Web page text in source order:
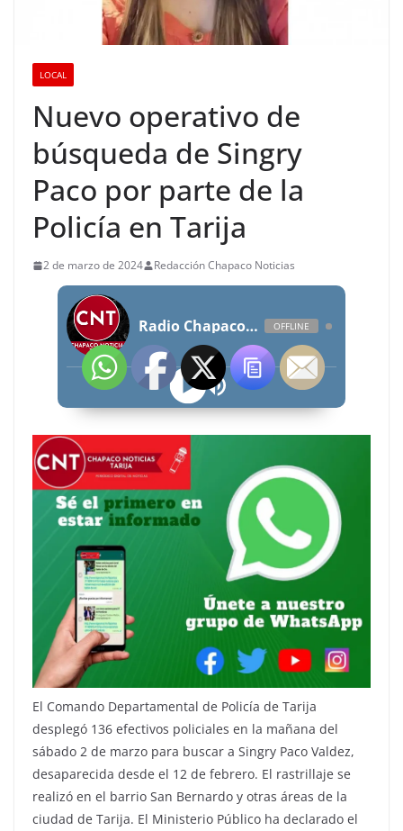
LOCAL
Nuevo operativo de
búsqueda de Singry
Paco por parte de la
Policía en Tarija
2 de marzo de 2024 Redacción Chapaco Noticias
Radio Chapaco Noticias Las 24 horas en vivo OFFLINE
El Comando Departamental de Policía de Tarija
desplegó 136 efectivos policiales en la mañana del
sábado 2 de marzo para buscar a Singry Paco Valdez,
desaparecida desde el 12 de febrero. El rastrillaje se
realizó en el barrio San Bernardo y otras áreas de la
ciudad de Tarija. El Ministerio Público ha declarado el